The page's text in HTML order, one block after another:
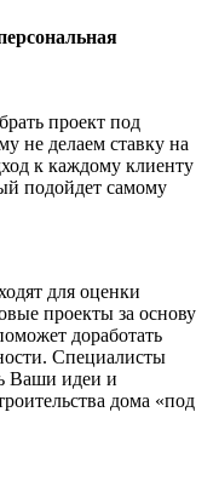
проект под
не делаем ставку на
к каждому клиенту
подойдет самому
для оценки
проекты за основу
доработать
Специалисты
Ваши идеи и
дома «под